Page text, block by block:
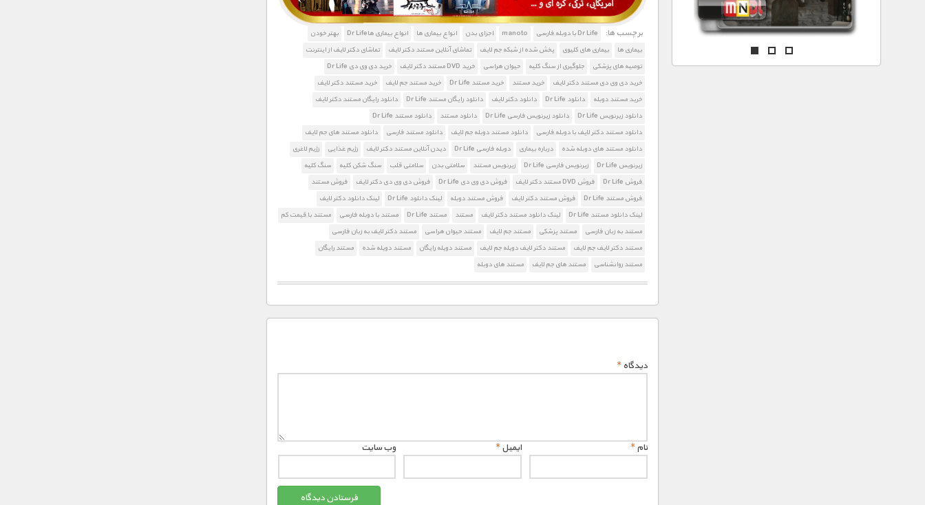
برچسب ها: Dr Life با دوبله فارسی manoto اجزای بدن انواع بیماری ها انواع بیماری هاDr Life
بهتر خودن
بیماری ها
بیماری های کلیوی پخش شده از شبکه جم لایف تماشای آنلاین مستند دکتر لایف
تماشای دکتر لایف از اینترنت
توصیه های پزشکی
جلوگیری از سنگ کلیه حیوان هراسی خرید DVD مستند دکتر لایف
خرید دی وی دی Dr Life
خرید دی وی دی مستند دکتر لایف
خرید مستند خرید مستند Dr Life خرید مستند جم لایف
خرید مستند دکتر لایف
خرید مستند دوبله
دانلود Dr Life دانلود دکتر لایف دانلود رایگان مستند Dr Life
دانلود رایگان مستند دکتر لایف
دانلود زیرنویس Dr Life
دانلود زیرنویس فارسی Dr Life دانلود مستند
دانلود مستند Dr Life
دانلود مستند دکتر لایف با دوبله فارسی
دانلود مستند دوبله جم لایف دانلود مستند فارسی
دانلود مستند های جم لایف
دانلود مستند های دوبله شده
درباره بیماری دوبله فارسی Dr Life دیدن آنلاین مستند دکتر لایف رژیم غذایی
رژیم لاغری
زیرنویس Dr Life
زیرنویس فارسی Dr Life زیرنویس مستند سلامتی بدن سلامتی قلب سنگ شکن کلیه
سنگ کلیه
فروش Dr Life
فروش DVD مستند دکتر لایف فروش دی وی دی Dr Life فروش دی وی دی دکتر لایف
فروش مستند
فروش مستند Dr Life
فروش مستند دکتر لایف فروش مستند دوبله لینک دانلود Dr Life
لینک دانلود دکتر لایف
لینک دانلود مستند Dr Life
لینک دانلود مستند دکتر لایف مستند مستند Dr Life مستند با دوبله فارسی
مستند با قیمت کم
مستند به زبان فارسی
مستند پزشکی مستند جم لایف مستند حیوان هراسی
مستند دکتر لایف به زبان فارسی
مستند دکتر لایف جم لایف
مستند دکتر لایف دوبله جم لایف مستند دوبله رایگان مستند دوبله شده
مستند رایگان
مستند روانشناسی
مستند های جم لایف مستند های دوبله
دیدگاه*
نام* ایمیل* وب‌ سایت